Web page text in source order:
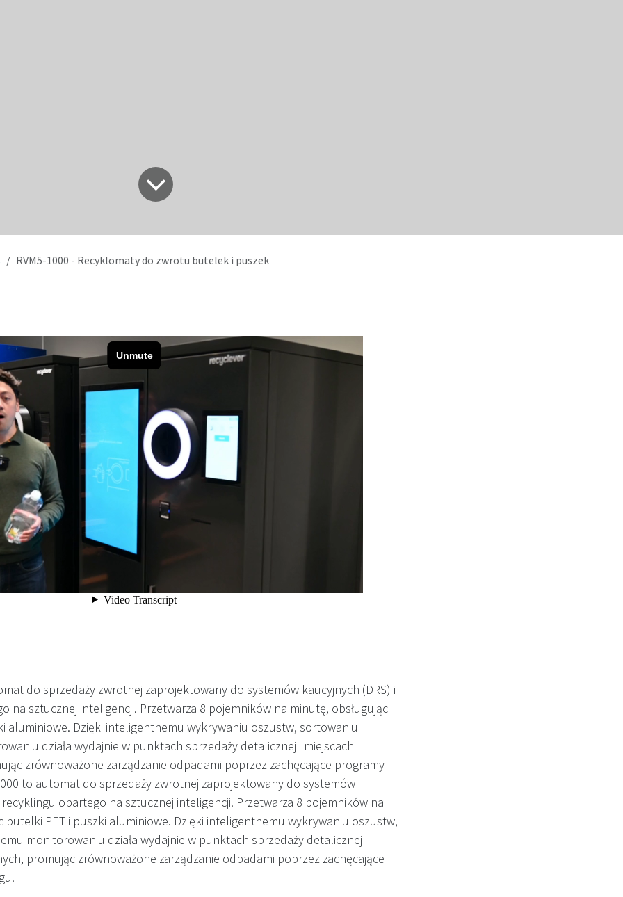
RVM5-1000 - Recyklomaty do zwrotu butelek i puszek
do sprzedaży zwrotnej zaprojektowany do systemów kaucyjnych (DRS) i
na sztucznej inteligencji. Przetwarza 8 pojemników na minutę, obsługując
aluminiowe. Dzięki inteligentnemu wykrywaniu oszustw, sortowaniu i
działa wydajnie w punktach sprzedaży detalicznej i miejscach
zrównoważone zarządzanie odpadami poprzez zachęcające programy
to automat do sprzedaży zwrotnej zaprojektowany do systemów
recyklingu opartego na sztucznej inteligencji. Przetwarza 8 pojemników na
butelki PET i puszki aluminiowe. Dzięki inteligentnemu wykrywaniu oszustw,
monitorowaniu działa wydajnie w punktach sprzedaży detalicznej i
promując zrównoważone zarządzanie odpadami poprzez zachęcające